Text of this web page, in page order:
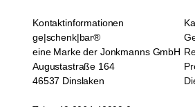
Kontaktinformationen
ge|schenk|bar®
eine Marke der Jonkmanns GmbH
Augustastraße 164
46537 Dinslaken